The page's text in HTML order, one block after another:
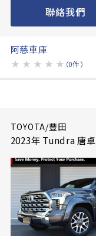
聯絡我們
阿慈車庫
★ ★ ★ ★ ★ （0件）
TOYOTA/豐田
2023年 Tundra 唐卓